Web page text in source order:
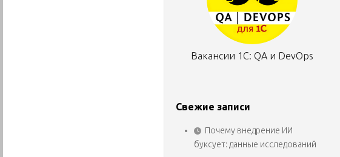
Вакансии 1С: QA и DevOps
Свежие записи
Почему внедрение ИИ
буксует: данные исследований